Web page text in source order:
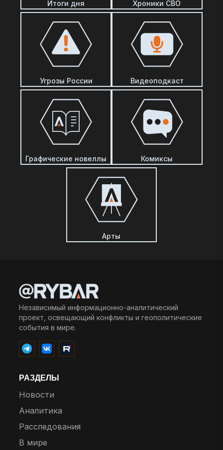
Итоги дня Хроники СВО
Угрозы России Видеоподкаст
Графические новеллы Комиксы
Арты
Независимый информационно-аналитический
проект, освещающий конфликты и геополитические
события в мире.
РАЗДЕЛЫ
Новости
Аналитика
Расследования
В мире